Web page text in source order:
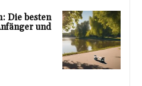
Die besten
und